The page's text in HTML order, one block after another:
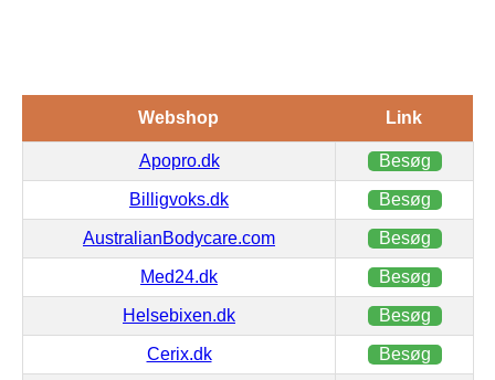
Webshop Link
Apopro.dk Besøg
Billigvoks.dk Besøg
AustralianBodycare.com Besøg
Med24.dk Besøg
Helsebixen.dk Besøg
Cerix.dk Besøg